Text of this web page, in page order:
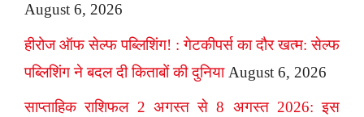
August 6, 2026
हीरोज ऑफ सेल्फ पब्लिशिंग! : गेटकीपर्स का दौर खत्म: सेल्फ
पब्लिशिंग ने बदल दी किताबों की दुनिया August 6, 2026
साप्ताहिक राशिफल 2 अगस्त से 8 अगस्त 2026: इस